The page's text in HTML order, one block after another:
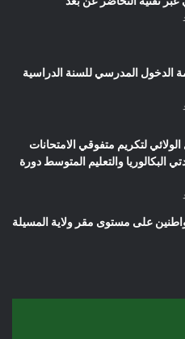
الدخول المدرسي للسنة الدراسية
لتكريم متفوقي الامتحانات
البكالوريا والتعليم المتوسط دورة
على مستوى مقر ولاية المسيلة